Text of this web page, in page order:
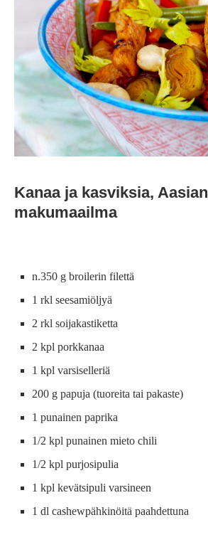
Kanaa ja kasviksia, Aasian
makumaailma
n.350 g broilerin filettä
1 rkl seesamiöljyä
2 rkl soijakastiketta
2 kpl porkkanaa
1 kpl varsiselleriä
200 g papuja (tuoreita tai pakaste)
1 punainen paprika
1/2 kpl punainen mieto chili
1/2 kpl purjosipulia
1 kpl kevätsipuli varsineen
1 dl cashewpähkinöitä paahdettuna